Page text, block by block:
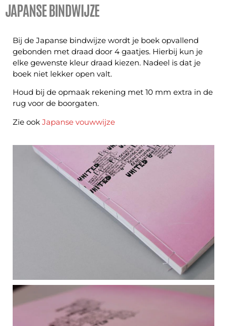
JAPANSE BINDWIJZE
Bij de Japanse bindwijze wordt je boek opvallend
gebonden met draad door 4 gaatjes. Hierbij kun je
elke gewenste kleur draad kiezen. Nadeel is dat je
boek niet lekker open valt.
Houd bij de opmaak rekening met 10 mm extra in de
rug voor de boorgaten.
Zie ook Japanse vouwwijze